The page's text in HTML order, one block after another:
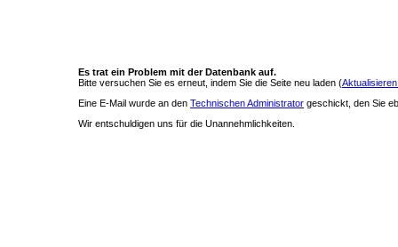
Es trat ein Problem mit der Datenbank auf.
Bitte versuchen Sie es erneut, indem Sie die Seite neu laden (
Eine E-Mail wurde an den Technischen Administrator geschickt, den Sie
Wir entschuldigen uns für die Unannehmlichkeiten.